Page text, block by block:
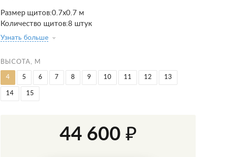
Размер щитов:0.7х0.7 м
Количество щитов:8 штук
Узнать больше
ВЫСОТА, М
4 5 6 7 8 9 10 11 12 13
14 15
44 600 ₽